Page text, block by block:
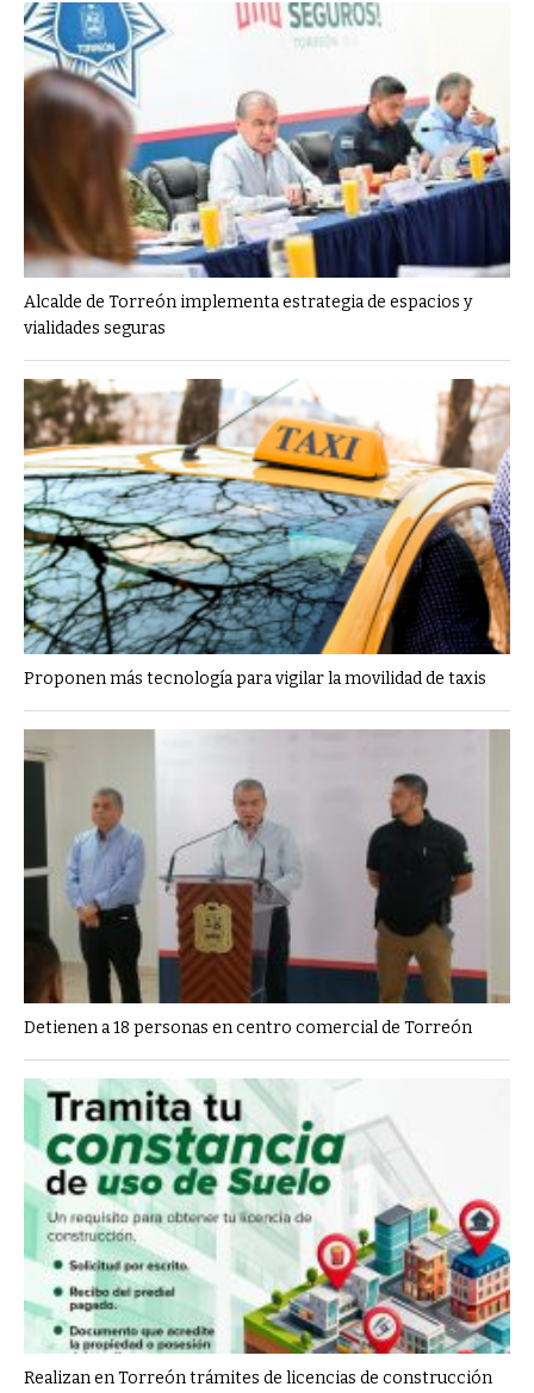
Alcalde de Torreón implementa estrategia de espacios y
vialidades seguras
Proponen más tecnología para vigilar la movilidad de taxis
Detienen a 18 personas en centro comercial de Torreón
Realizan en Torreón trámites de licencias de construcción